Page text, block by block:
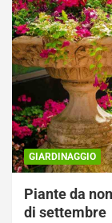
GIARDINAGGIO
Piante da
di settembre